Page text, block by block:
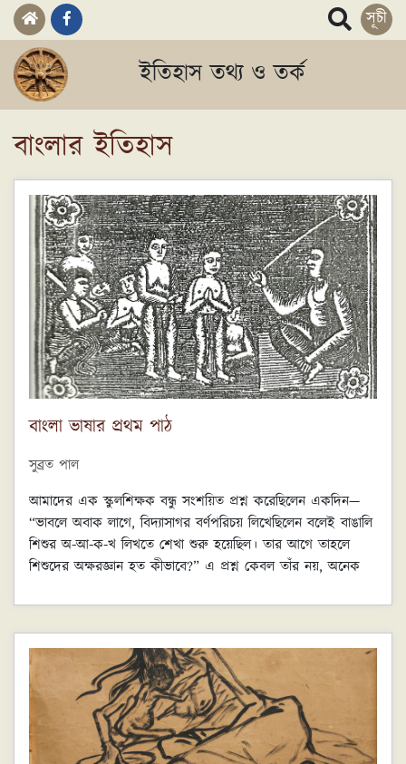
সূচী
ইতিহাস তথ্য ও তর্ক
বাংলার ইতিহাস
বাংলা ভাষার প্রথম পাঠ
সুব্রত পাল
আমাদের এক স্কুলশিক্ষক বন্ধু সংশয়িত প্রশ্ন করেছিলেন একদিন—
“ভাবলে অবাক লাগে, বিদ্যাসাগর বর্ণপরিচয় লিখেছিলেন বলেই বাঙালি
শিশুর অ-আ-ক-খ লিখতে শেখা শুরু হয়েছিল। তার আগে তাহলে
শিশুদের অক্ষরজ্ঞান হত কীভাবে?” এ প্রশ্ন কেবল তাঁর নয়, অনেক
দেখেছি আমি। বাঙালির কাছে সত্য-মিথ্যা নানা অতিমানবিক মিথের
সমাহার ঈশ্বরচন্দ্র বন্দ্যোপাধ্যায় নামক মানুষটি সম্পর্কে এই আর
একটি মিথ হল— বাংলা বর্ণশিক্ষার বইয়ের জনক তিনি।